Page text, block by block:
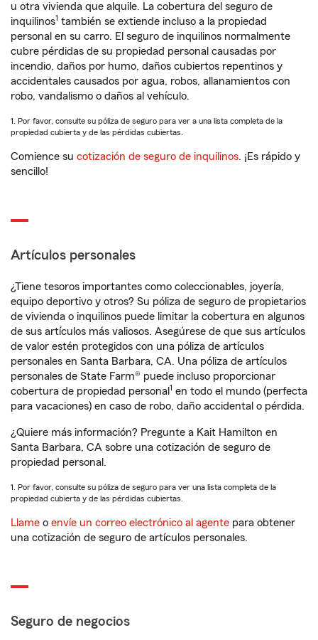
u otra vivienda que alquile. La cobertura del seguro de
inquilinos1 también se extiende incluso a la propiedad
personal en su carro. El seguro de inquilinos normalmente
cubre pérdidas de su propiedad personal causadas por
incendio, daños por humo, daños cubiertos repentinos y
accidentales causados por agua, robos, allanamientos con
robo, vandalismo o daños al vehículo.
1. Por favor, consulte su póliza de seguro para ver a una lista completa de la
propiedad cubierta y de las pérdidas cubiertas.
Comience su cotización de seguro de inquilinos. ¡Es rápido y
sencillo!
Artículos personales
¿Tiene tesoros importantes como coleccionables, joyería,
equipo deportivo y otros? Su póliza de seguro de propietarios
de vivienda o inquilinos puede limitar la cobertura en algunos
de sus artículos más valiosos. Asegúrese de que sus artículos
de valor estén protegidos con una póliza de artículos
personales en Santa Barbara, CA. Una póliza de artículos
personales de State Farm® puede incluso proporcionar
cobertura de propiedad personal 1 en todo el mundo (perfecta
para vacaciones) en caso de robo, daño accidental o pérdida.
¿Quiere más información? Pregunte a Kait Hamilton en
Santa Barbara, CA sobre una cotización de seguro de
propiedad personal.
1. Por favor, consulte su póliza de seguro para ver una lista completa de la
propiedad cubierta y de las pérdidas cubiertas.
Llame o envíe un correo electrónico al agente para obtener
una cotización de seguro de artículos personales.
Seguro de negocios